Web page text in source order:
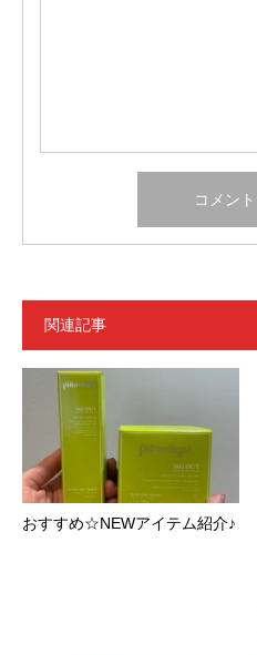
関連記事
おすすめ☆NEWアイテム紹介♪